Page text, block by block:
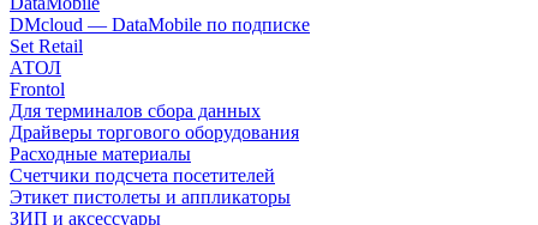
DMcloud — DataMobile по подписке
Set Retail
АТОЛ
Frontol
Для терминалов сбора данных
Драйверы торгового оборудования
Расходные материалы
Счетчики подсчета посетителей
Этикет пистолеты и аппликаторы
ЗИП и аксессуары